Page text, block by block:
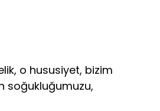
o hususiyet, bizim
soğukluğumuzu,